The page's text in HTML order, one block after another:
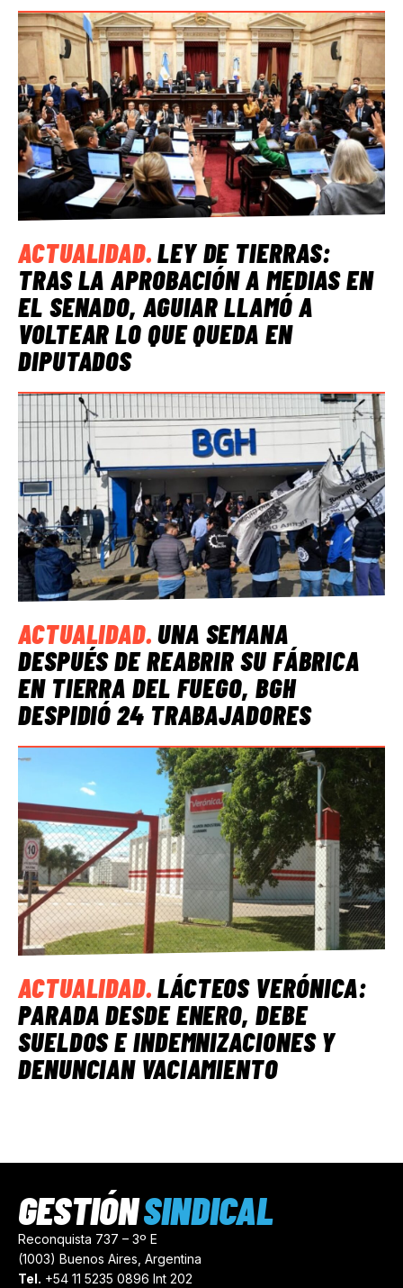
ACTUALIDAD.LEY DE TIERRAS:
TRAS LA APROBACIÓN A MEDIAS EN
EL SENADO, AGUIAR LLAMÓ A
VOLTEAR LO QUE QUEDA EN
DIPUTADOS
ACTUALIDAD.UNA SEMANA
DESPUÉS DE REABRIR SU FÁBRICA
EN TIERRA DEL FUEGO, BGH
DESPIDIÓ 24 TRABAJADORES
ACTUALIDAD.LÁCTEOS VERÓNICA:
PARADA DESDE ENERO, DEBE
SUELDOS E INDEMNIZACIONES Y
DENUNCIAN VACIAMIENTO
Reconquista 737 – 3º E
(1003) Buenos Aires, Argentina
Tel. +54 11 5235 0896 Int 202
GESTIÓNSINDICAL